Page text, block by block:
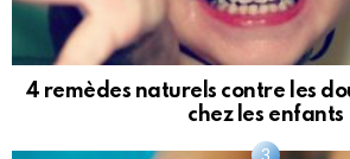
4 remèdes naturels contre les
chez les enfants